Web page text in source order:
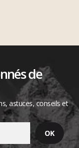
de
astuces, conseils et